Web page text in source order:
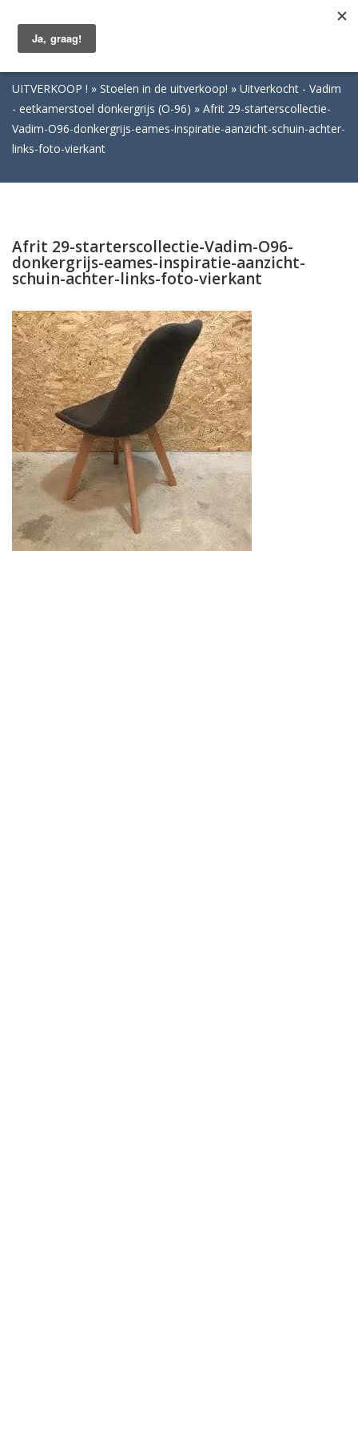
UITVERKOOP ! Stoelen in de uitverkoop!
Uitverkocht - Vadim
- eetkamerstoel donkergrijs (O-96)
Afrit 29-starterscollectie-
Vadim-O96-donkergrijs-eames-inspiratie-aanzicht-schuin-achter-
links-foto-vierkant
Afrit 29-starterscollectie-Vadim-O96-
donkergrijs-eames-inspiratie-aanzicht-
schuin-achter-links-foto-vierkant